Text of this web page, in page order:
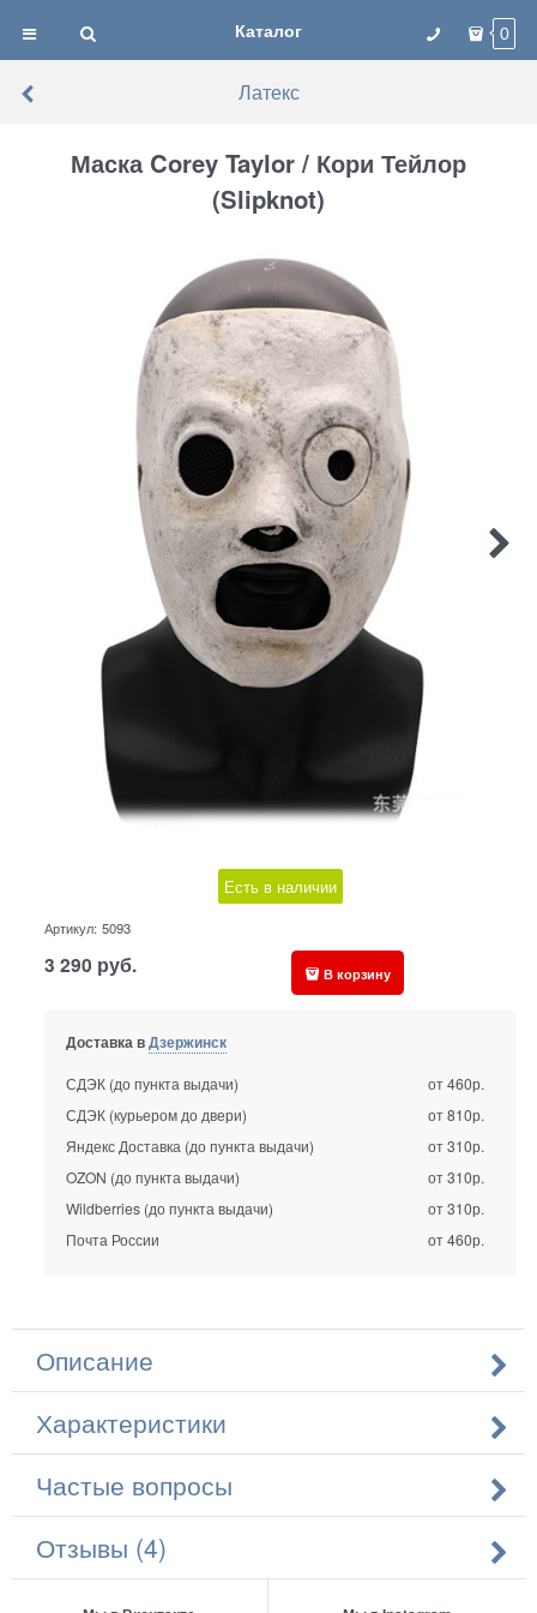
Каталог 0
Латекс
Маска Corey Taylor / Кори Тейлор
(Slipknot)
Есть в наличии
Артикул: 5093
3 290 руб. В корзину
Доставка вДзержинск
СДЭК (до пункта выдачи)
от 460р.
СДЭК (курьером до двери)
от 810р.
Яндекс Доставка (до пункта выдачи)
от 310р.
OZON (до пункта выдачи)
от 310р.
Wildberries (до пункта выдачи)
от 310р.
Почта России
от 460р.
Описание
Характеристики
Частые вопросы
Отзывы (4)